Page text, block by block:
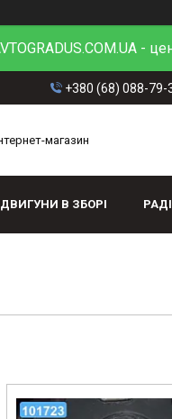
-
+380 (68) 088-79-
магазин
ДВИГУНИ В ЗБОРІ